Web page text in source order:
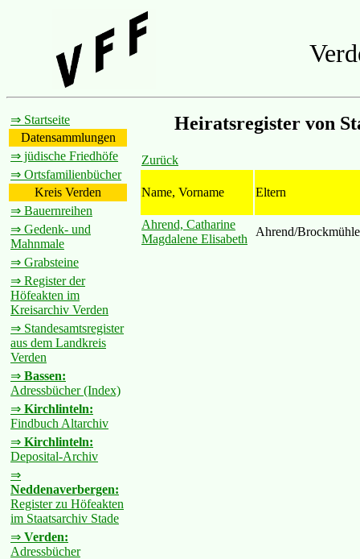
⇒ Startseite
Datensammlungen
⇒ jüdische Friedhöfe
⇒ Ortsfamilienbücher
Kreis Verden
⇒ Bauernreihen
⇒ Gedenk- und
Mahnmale
⇒ Grabsteine
⇒ Register der
Höfeakten im
Kreisarchiv Verden
⇒ Standesamtsregister
aus dem Landkreis
Verden
⇒ Bassen:
Adressbücher (Index)
⇒ Kirchlinteln:
Findbuch Altarchiv
⇒ Kirchlinteln:
Deposital-Archiv
⇒
Neddenaverbergen:
Register zu Höfeakten
im Staatsarchiv Stade
⇒ Verden:
Adressbücher
Heiratsregister von
Zurück
Name, Vorname Eltern
Ahrend, Catharine
Magdalene Elisabeth
Ahrend/